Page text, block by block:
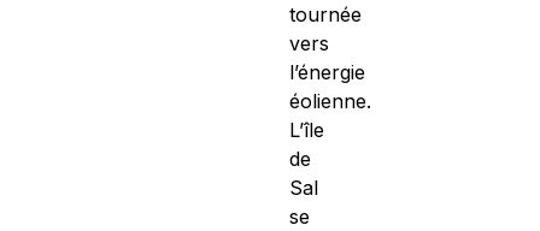
tournée
vers
l’énergie
éolienne.
L’île
de
Sal
se